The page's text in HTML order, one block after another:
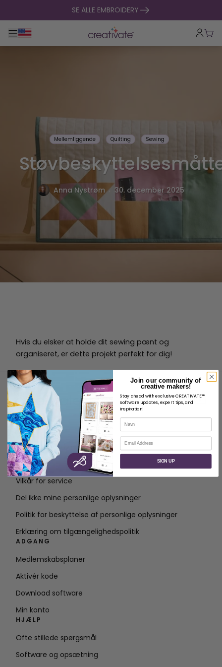
SE ALLE EMBROIDERY
Toggle hovednavigation
Mellemliggende Quilting Sewing
Anna Nystrøm . 30. december 2025
Hvis du elsker at holde dit sewing pænt og
organiseret, er dette projekt perfekt for dig!
OM
Om SVP Worldwide
Kontakt
Vilkår for service
Del ikke mine personlige oplysninger
Politik for beskyttelse af personlige oplysninger
Erklæring om tilgængelighedspolitik
ADGANG
Medlemskabsplaner
Aktivér kode
Download software
Min konto
HJÆLP
Ofte stillede spørgsmål
Software og opsætning
Join our community of
creative makers!
Stay ahead with exclusive CREATIVATE™
software updates, expert tips, and
inspiration!
Navn
E-mail
SIGN UP